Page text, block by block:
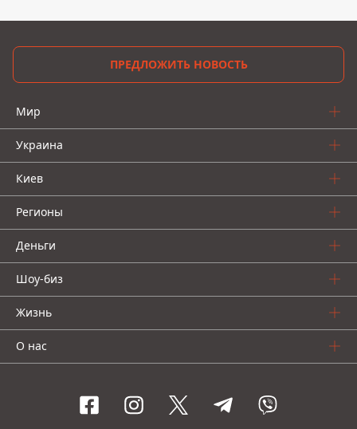
ПРЕДЛОЖИТЬ НОВОСТЬ
Мир
Украина
Киев
Регионы
Деньги
Шоу-биз
Жизнь
О нас